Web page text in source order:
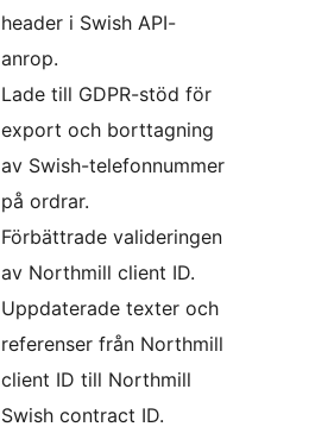
header i Swish API-
anrop.
Lade till GDPR-stöd för
export och borttagning
av Swish-telefonnummer
på ordrar.
Förbättrade valideringen
av Northmill client ID.
Uppdaterade texter och
referenser från Northmill
client ID till Northmill
Swish contract ID.